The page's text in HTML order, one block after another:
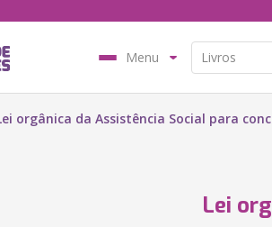
Menu
orgânica da Assistência Social para
Lei